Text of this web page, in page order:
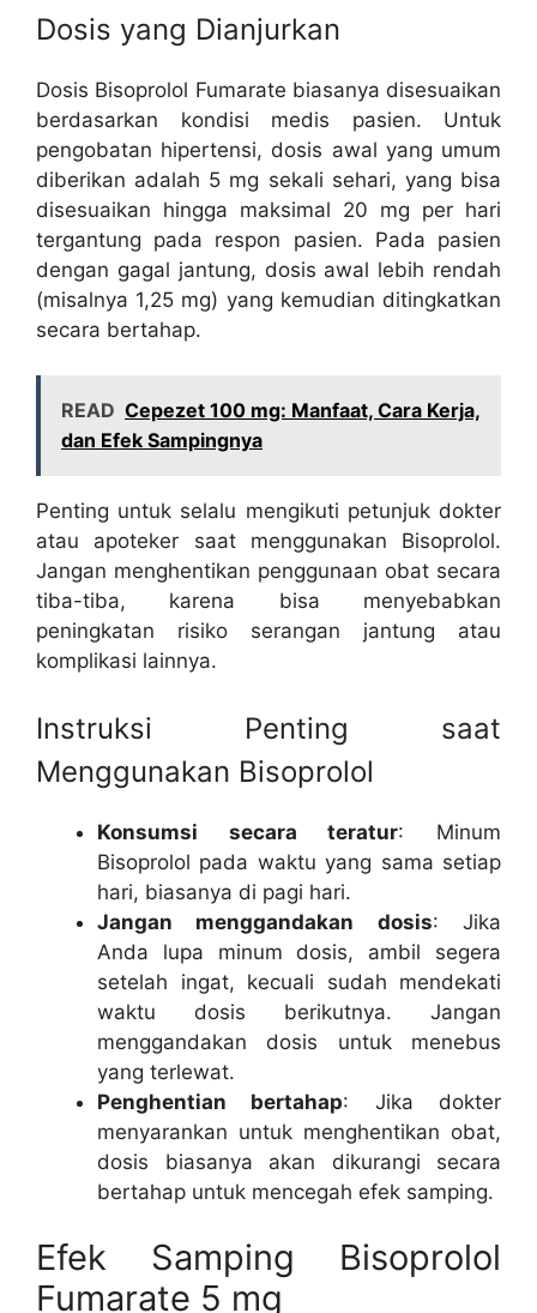
Dosis yang Dianjurkan
Dosis Bisoprolol Fumarate biasanya disesuaikan
berdasarkan kondisi medis pasien. Untuk
pengobatan hipertensi, dosis awal yang umum
diberikan adalah 5 mg sekali sehari, yang bisa
disesuaikan hingga maksimal 20 mg per hari
tergantung pada respon pasien. Pada pasien
dengan gagal jantung, dosis awal lebih rendah
(misalnya 1,25 mg) yang kemudian ditingkatkan
secara bertahap.
READ Cepezet 100 mg: Manfaat, Cara Kerja,
dan Efek Sampingnya
Penting untuk selalu mengikuti petunjuk dokter
atau apoteker saat menggunakan Bisoprolol.
Jangan menghentikan penggunaan obat secara
tiba-tiba, karena bisa menyebabkan
peningkatan risiko serangan jantung atau
komplikasi lainnya.
Instruksi Penting saat
Menggunakan Bisoprolol
Konsumsi secara teratur: Minum
Bisoprolol pada waktu yang sama setiap
hari, biasanya di pagi hari.
Jangan menggandakan dosis: Jika
Anda lupa minum dosis, ambil segera
setelah ingat, kecuali sudah mendekati
waktu dosis berikutnya. Jangan
menggandakan dosis untuk menebus
yang terlewat.
Penghentian bertahap: Jika dokter
menyarankan untuk menghentikan obat,
dosis biasanya akan dikurangi secara
bertahap untuk mencegah efek samping.
Efek Samping Bisoprolol
Fumarate 5 mg